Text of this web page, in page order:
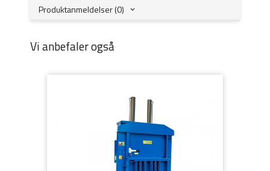
Produktanmeldelser (0)
Vi anbefaler også